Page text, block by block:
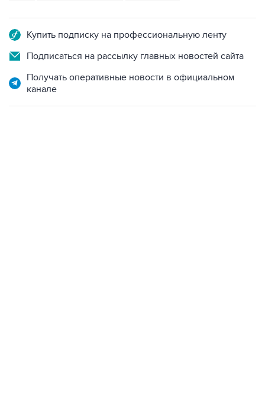
Купить подписку на профессиональную ленту
Подписаться на рассылку главных новостей сайта
Получать оперативные новости в официальном
канале